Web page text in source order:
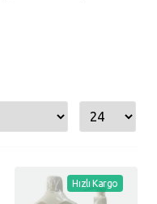
Hızlı Kargo